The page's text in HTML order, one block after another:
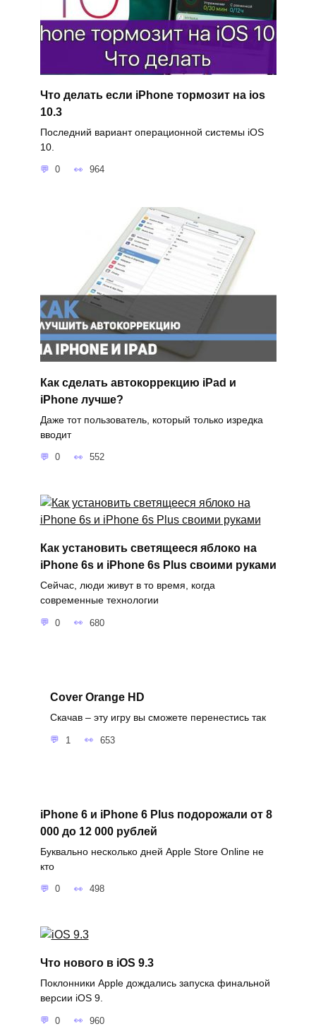
Что делать если iPhone тормозит на ios
10.3
Последний вариант операционной системы iOS
10.
0 964
Как сделать автокоррекцию iPad и
iPhone лучше?
Даже тот пользователь, который только изредка
вводит
0 552
Как установить светящееся яблоко на
iPhone 6s и iPhone 6s Plus своими руками
Сейчас, люди живут в то время, когда
современные технологии
0 680
Cover Orange HD
Скачав – эту игру вы сможете перенестись так
1 653
iPhone 6 и iPhone 6 Plus подорожали от 8
000 до 12 000 рублей
Буквально несколько дней Apple Store Online не
кто
0 498
Что нового в iOS 9.3
Поклонники Apple дождались запуска финальной
версии iOS 9.
0 960